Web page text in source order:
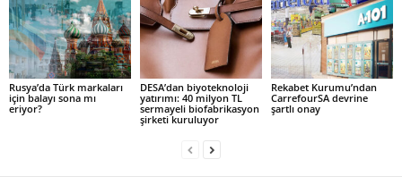
Rusya’da Türk markaları
için balayı sona mı
eriyor?
DESA’dan biyoteknoloji
yatırımı: 40 milyon TL
sermayeli biofabrikasyon
şirketi kuruluyor
Rekabet Kurumu’ndan
CarrefourSA devrine
şartlı onay